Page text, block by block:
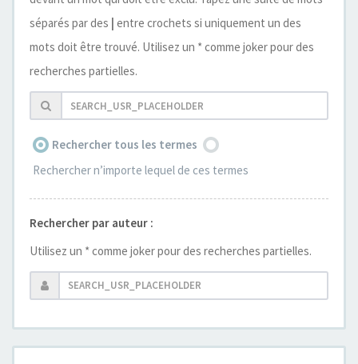
séparés par des | entre crochets si uniquement un des
mots doit être trouvé. Utilisez un * comme joker pour des
recherches partielles.
Rechercher tous les termes
Rechercher n’importe lequel de ces termes
Rechercher par auteur :
Utilisez un * comme joker pour des recherches partielles.